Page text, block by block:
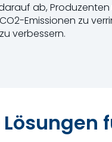
ab,
Emissionen zu
verbessern.